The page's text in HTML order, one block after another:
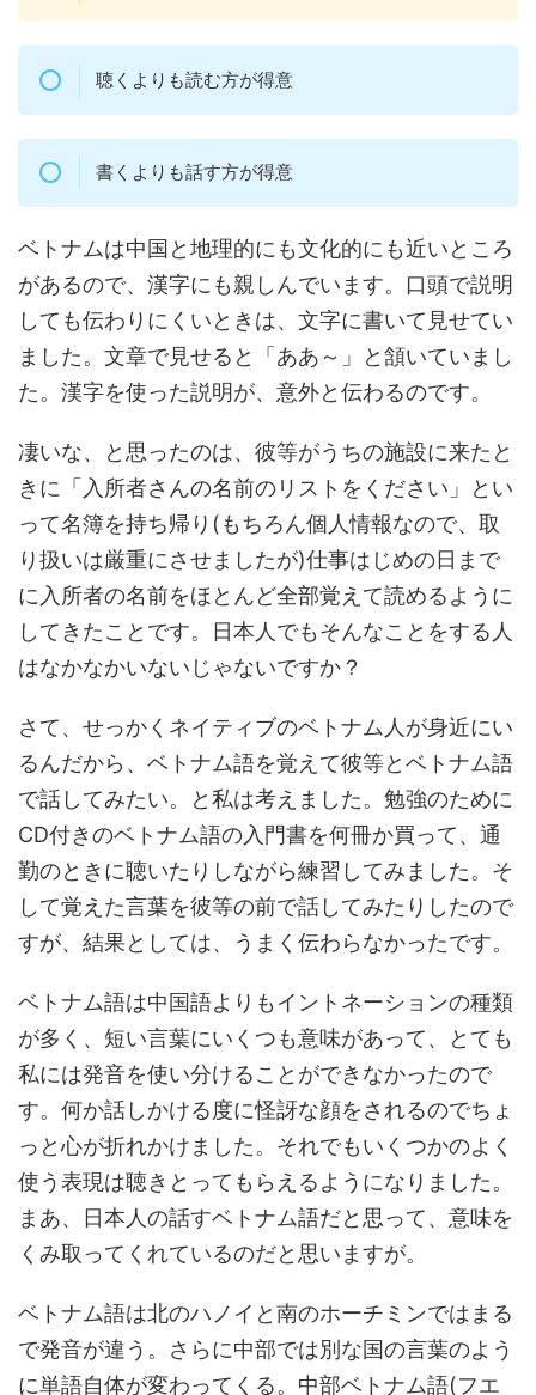
聴くよりも読む方が得意
書くよりも話す方が得意
ベトナムは中国と地理的にも文化的にも近いところ
があるので、漢字にも親しんでいます。口頭で説明
しても伝わりにくいときは、文字に書いて見せてい
ました。文章で見せると「ああ～」と頷いていまし
た。漢字を使った説明が、意外と伝わるのです。
凄いな、と思ったのは、彼等がうちの施設に来たと
きに「入所者さんの名前のリストをください」とい
って名簿を持ち帰り(もちろん個人情報なので、取
り扱いは厳重にさせましたが)仕事はじめの日まで
に入所者の名前をほとんど全部覚えて読めるように
してきたことです。日本人でもそんなことをする人
はなかなかいないじゃないですか？
さて、せっかくネイティブのベトナム人が身近にい
るんだから、ベトナム語を覚えて彼等とベトナム語
で話してみたい。と私は考えました。勉強のために
CD付きのベトナム語の入門書を何冊か買って、通
勤のときに聴いたりしながら練習してみました。そ
して覚えた言葉を彼等の前で話してみたりしたので
すが、結果としては、うまく伝わらなかったです。
ベトナム語は中国語よりもイントネーションの種類
が多く、短い言葉にいくつも意味があって、とても
私には発音を使い分けることができなかったので
す。何か話しかける度に怪訝な顔をされるのでちょ
っと心が折れかけました。それでもいくつかのよく
使う表現は聴きとってもらえるようになりました。
まあ、日本人の話すベトナム語だと思って、意味を
くみ取ってくれているのだと思いますが。
ベトナム語は北のハノイと南のホーチミンではまる
で発音が違う。さらに中部では別な国の言葉のよう
に単語自体が変わってくる。中部ベトナム語(フエ